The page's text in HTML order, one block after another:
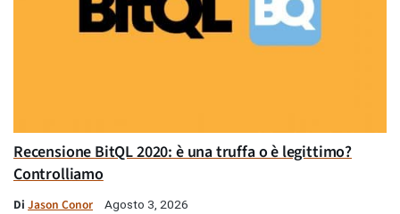
Recensione BitQL 2020: è una truffa o è legittimo?
Controlliamo
Di Jason Conor Agosto 3, 2026